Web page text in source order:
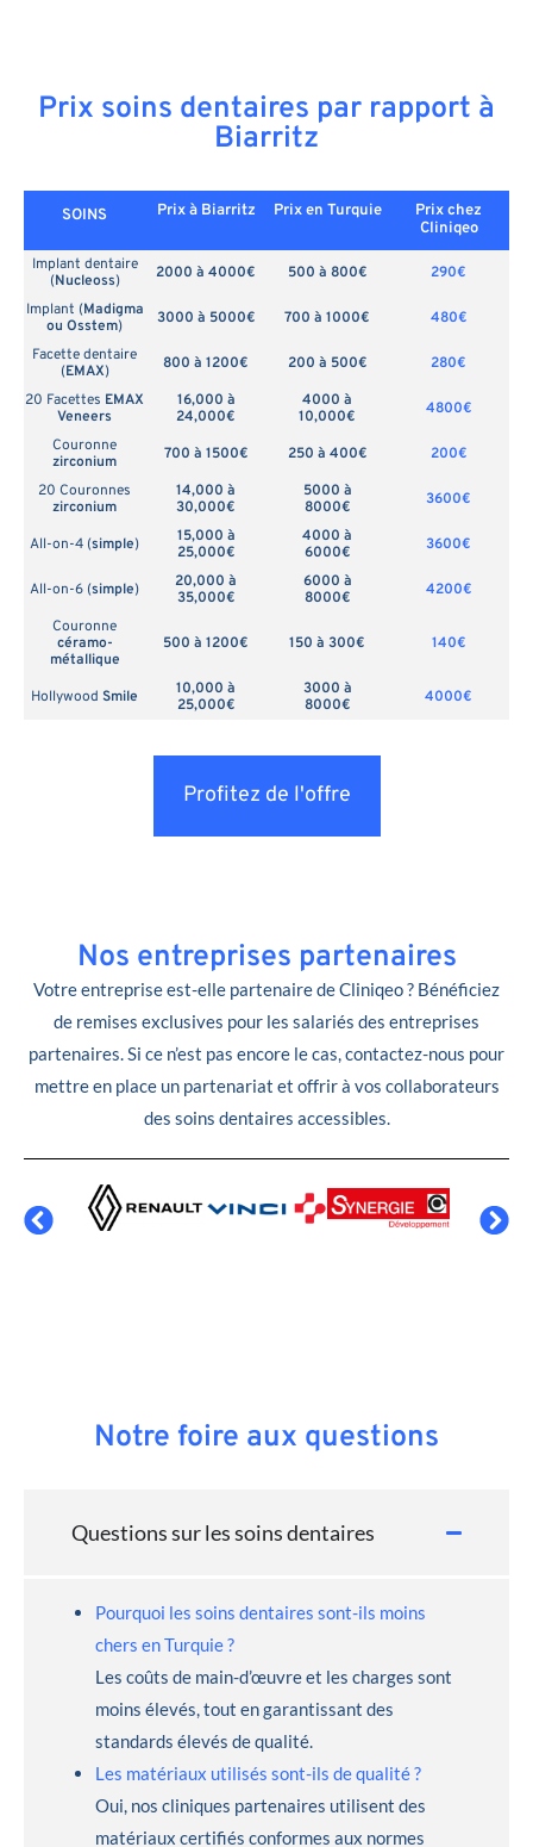
Prix soins dentaires par rapport à
Biarritz
SOINS Prix à Biarritz Prix en Turquie
Prix chez
Cliniqeo
Implant dentaire
(Nucleoss) 2000 à 4000€ 500 à 800€
290€
Implant (Madigma
ou Osstem) 3000 à 5000€ 700 à 1000€
480€
Facette dentaire
(EMAX) 800 à 1200€ 200 à 500€
280€
20 Facettes EMAX
Veneers
16,000 à
24,000€
4000 à
10,000€
4800€
Couronne
zirconium
700 à 1500€ 250 à 400€
200€
20 Couronnes
zirconium
14,000 à
30,000€
5000 à
8000€
3600€
All-on-4 (simple)
15,000 à
25,000€
4000 à
6000€
3600€
All-on-6 (simple)
20,000 à
35,000€
6000 à
8000€
4200€
Couronne
céramo-
métallique
500 à 1200€ 150 à 300€ 140€
Hollywood Smile
10,000 à
25,000€
3000 à
8000€
4000€
Profitez de l'offre
Nos entreprises partenaires
Votre entreprise est-elle partenaire de Cliniqeo ? Bénéficiez
de remises exclusives pour les salariés des entreprises
partenaires. Si ce n’est pas encore le cas, contactez-nous pour
mettre en place un partenariat et offrir à vos collaborateurs
des soins dentaires accessibles.
Notre foire aux questions
Questions sur les soins dentaires
Pourquoi les soins dentaires sont-ils moins
chers en Turquie ?
Les coûts de main-d’œuvre et les charges sont
moins élevés, tout en garantissant des
standards élevés de qualité.
Les matériaux utilisés sont-ils de qualité ?
Oui, nos cliniques partenaires utilisent des
matériaux certifiés conformes aux normes